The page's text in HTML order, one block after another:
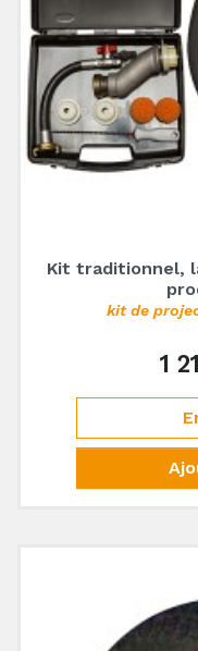
Kit traditionnel,
kit de
1